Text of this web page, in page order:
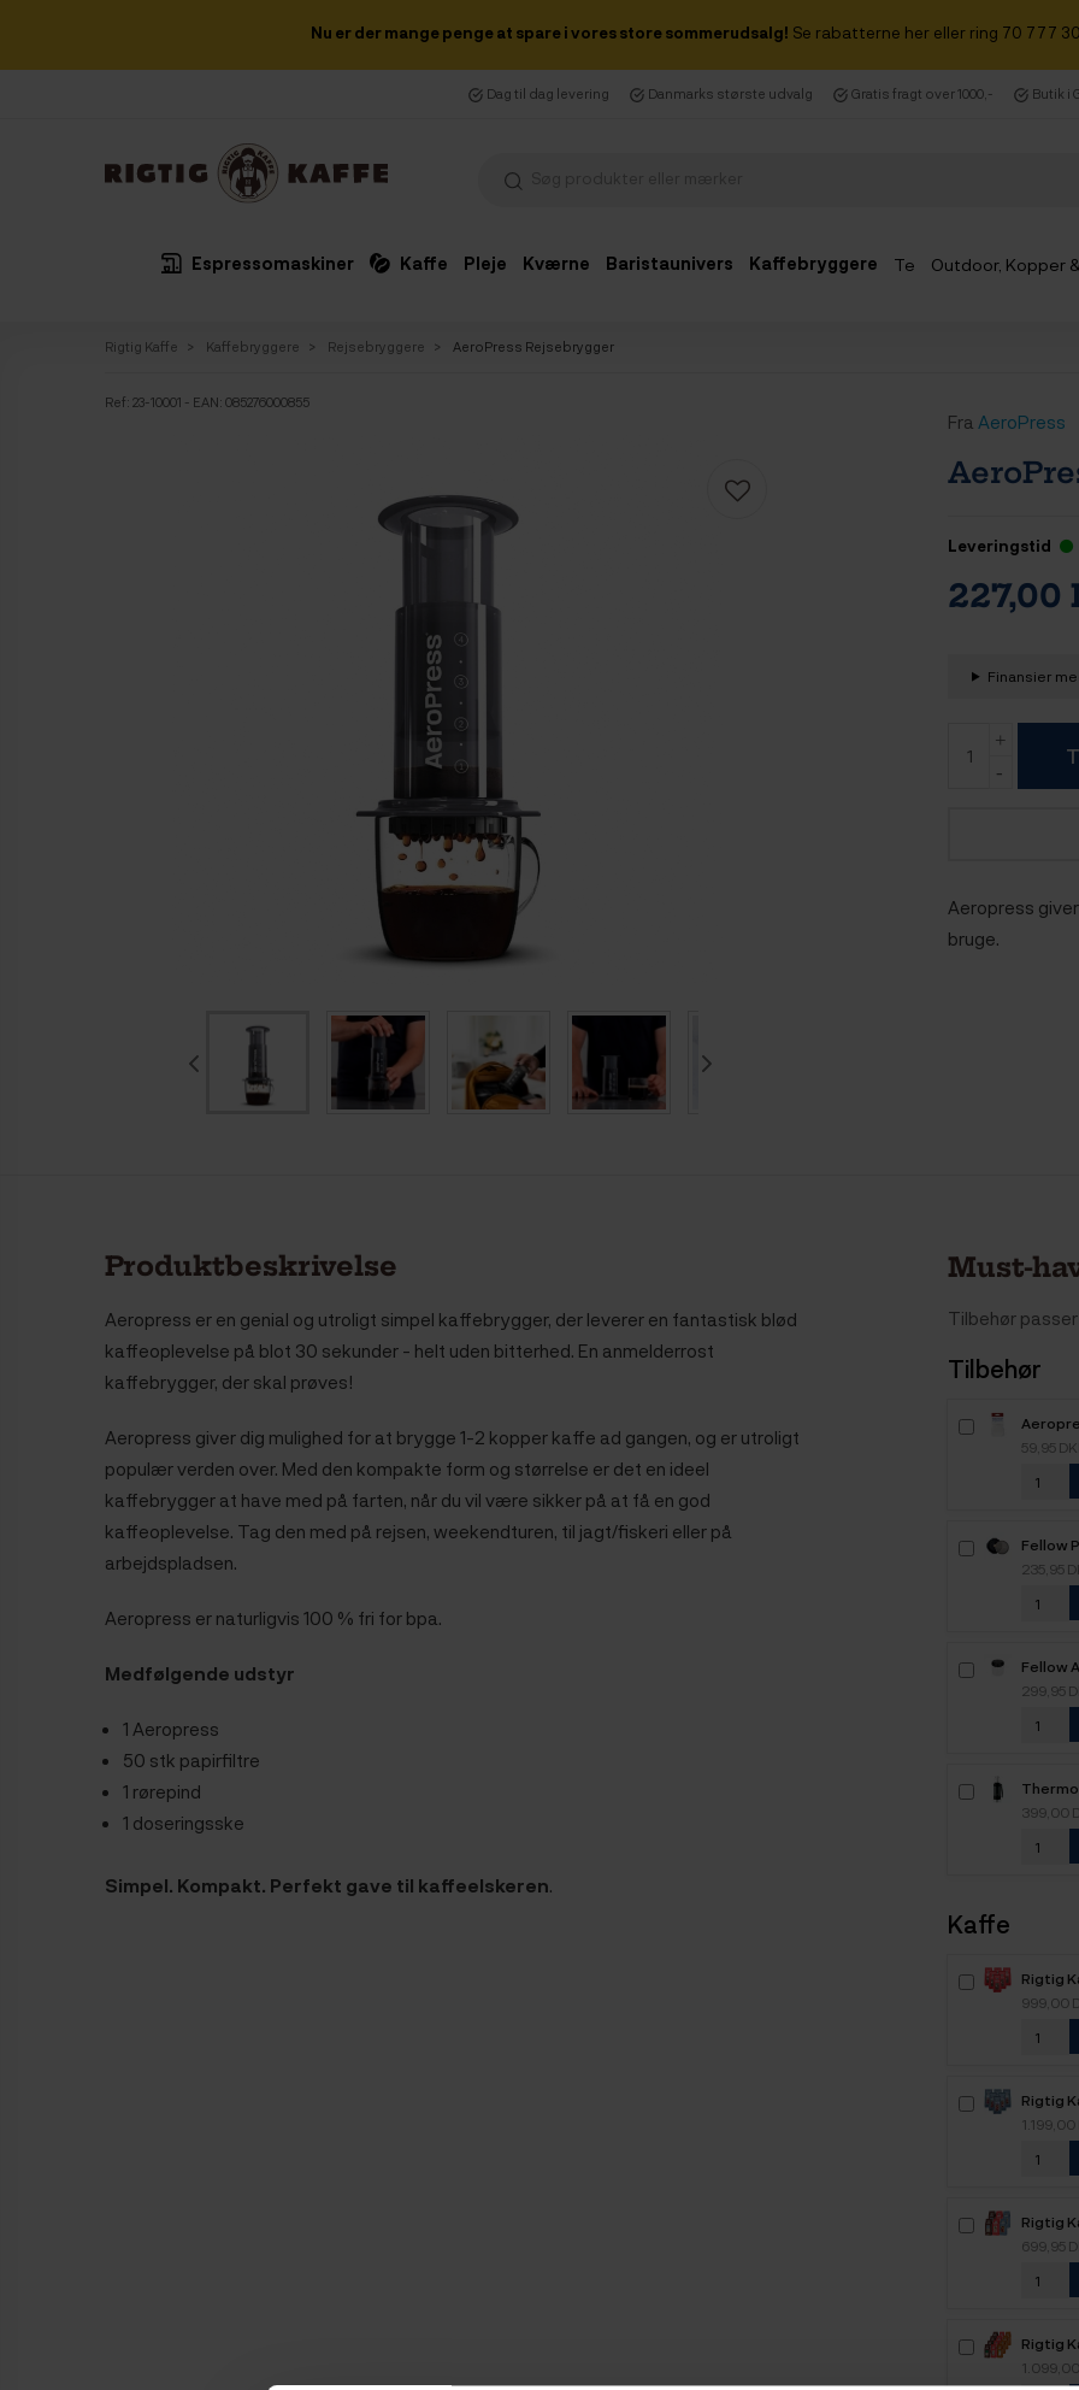
Nu er der mange penge at spare i vores store sommerudsalg! Se rabatterne her eller ring 70 777
Dag til dag levering Danmarks største udvalg Gratis fragt over 1000,- Butik i
Espressomaskiner Kaffe Pleje Kværne Baristaunivers Kaffebryggere Te Outdoor, Kopper
Rigtig Kaffe Kaffebryggere Rejsebryggere AeroPress Rejsebrygger
Ref: 23-10001 - EAN: 085276000855
Fra AeroPress
Leveringstid
227,00
Finansier
Aeropress
bruge.
Produktbeskrivelse
Aeropress er en genial og utroligt simpel kaffebrygger, der leverer en fantastisk blød
kaffeoplevelse på blot 30 sekunder - helt uden bitterhed. En anmelderrost
kaffebrygger, der skal prøves!
Aeropress giver dig mulighed for at brygge 1-2 kopper kaffe ad gangen, og er utroligt
populær verden over. Med den kompakte form og størrelse er det en ideel
kaffebrygger at have med på farten, når du vil være sikker på at få en god
kaffeoplevelse. Tag den med på rejsen, weekendturen, til jagt/fiskeri eller på
arbejdspladsen.
Aeropress er naturligvis 100 % fri for bpa.
Medfølgende udstyr
1 Aeropress
50 stk papirfiltre
1 rørepind
1 doseringsske
Simpel. Kompakt. Perfekt gave til kaffeelskeren.
Must-
Tilbehør
Tilbehør
59,95
Fellow
235,95
Fellow
299,95
399,00
Kaffe
Rigtig
Intenso
999,00
Rigtig
6kg
1.199,00
Rigtig
2,8kg
699,95
Rigtig
5,2kg